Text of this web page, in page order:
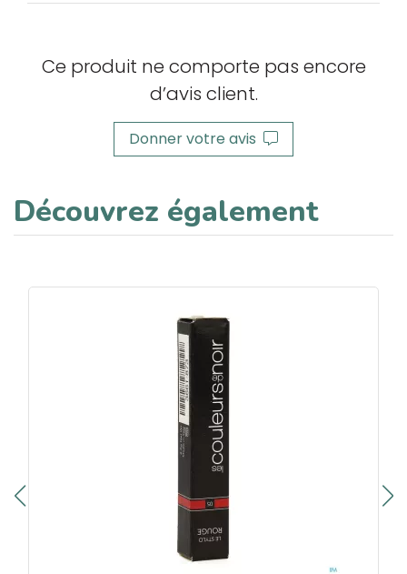
Ce produit ne comporte pas encore
d’avis client.
Donner votre avis
Découvrez également